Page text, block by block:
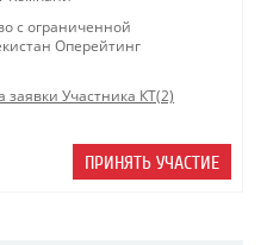
с ограниченной
Оперейтинг
заявки Участника КТ(2)
ПРИНЯТЬ УЧАСТИЕ